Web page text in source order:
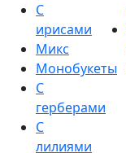
С
ирисами
Микс
Монобукеты
С
герберами
С
лилиями